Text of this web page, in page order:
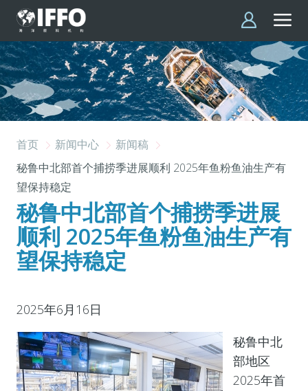
跳转到主要内容
首页 新闻中心
新闻稿
秘鲁中北部首个捕捞季进展顺利 2025年鱼粉鱼油生产有
望保持稳定
秘鲁中北部首个捕捞季进展
顺利 2025年鱼粉鱼油生产有
望保持稳定
2025年6月16日
秘鲁中北
部地区
2025年首